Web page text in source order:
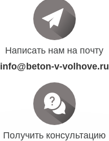
Написать нам на почту
info@beton-v-volhove.ru
Получить консультацию